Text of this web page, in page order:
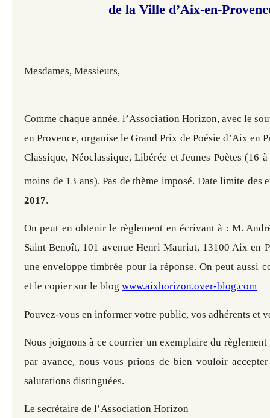
de la Ville d’Aix-en-
Mesdames, Messieurs,
Comme chaque année, l’Association Horizon, avec le
en Provence, organise le Grand Prix de Poésie d’Aix en
Classique, Néoclassique, Libérée et Jeunes Poètes (16
moins de 13 ans). Pas de thème imposé. Date limite des
2017.
On peut en obtenir le règlement en écrivant à : M.
Saint Benoît, 101 avenue Henri Mauriat, 13100 Aix en
une enveloppe timbrée pour la réponse. On peut aussi
et le copier sur le blog www.aixhorizon.over-blog.com
Pouvez-vous en informer votre public, vos adhérents et
Nous joignons à ce courrier un exemplaire du
par avance, nous vous prions de bien vouloir accepter
salutations distinguées.
Le secrétaire de l’Association Horizon